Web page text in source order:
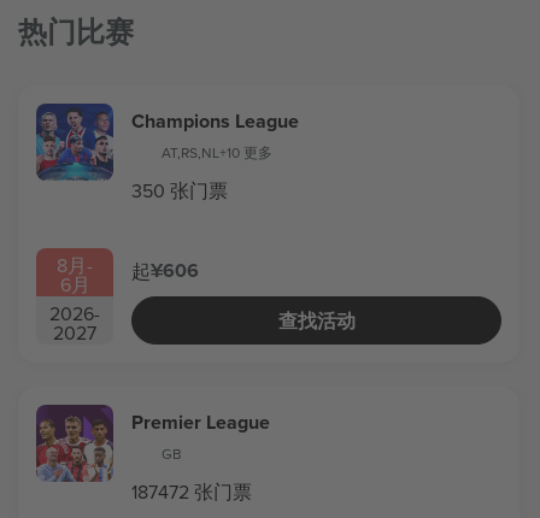
热门比赛
8月-
6月
2026-
2027
Champions League
AT,RS,NL+10 更多
350 张门票
起¥606
查找活动
Premier League
GB
187472 张门票